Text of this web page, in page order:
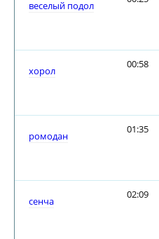
веселый подол
хорол
00:58
ромодан
01:35
сенча
02:09